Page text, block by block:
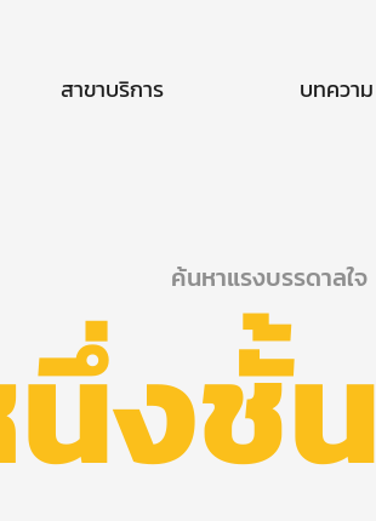
สาขาบริการ บทความ
ค้นหาแรงบรรดาลใจ
งชั้น